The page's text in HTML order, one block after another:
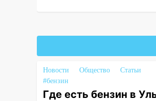
утонул 51-летний
09:50
коршун застрял в
Новости Общество
Статьи
#бензин
Где есть бензин в